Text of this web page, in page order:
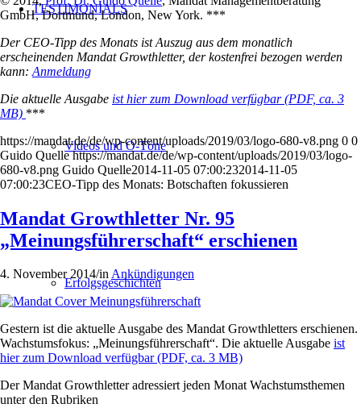
TESTIMONIALS
Videos und O-Töne
Erfolgsgeschichten
GmbH, Dortmund, London, New York. ***
Der CEO-Tipp des Monats ist Auszug aus dem monatlich
erscheinenden Mandat Growthletter, der kostenfrei bezogen werden
kann: Anmeldung
Die aktuelle Ausgabe ist hier zum Download verfügbar (PDF, ca. 3
MB) ***
https://mandat.de/de/wp-content/uploads/2019/03/logo-680-v8.png 0 0
Guido Quelle https://mandat.de/de/wp-content/uploads/2019/03/logo-
680-v8.png Guido Quelle2014-11-05 07:00:232014-11-05
07:00:23CEO-Tipp des Monats: Botschaften fokussieren
Mandat Growthletter Nr. 95
„Meinungsführerschaft“ erschienen
4. November 2014/inAnkündigungen
Gestern ist die aktuelle Ausgabe des Mandat Growthletters erschienen.
Wachstumsfokus: „Meinungsführerschaft“. Die aktuelle Ausgabe ist
hier zum Download verfügbar (PDF, ca. 3 MB)
Der Mandat Growthletter adressiert jeden Monat Wachstumsthemen
unter den Rubriken